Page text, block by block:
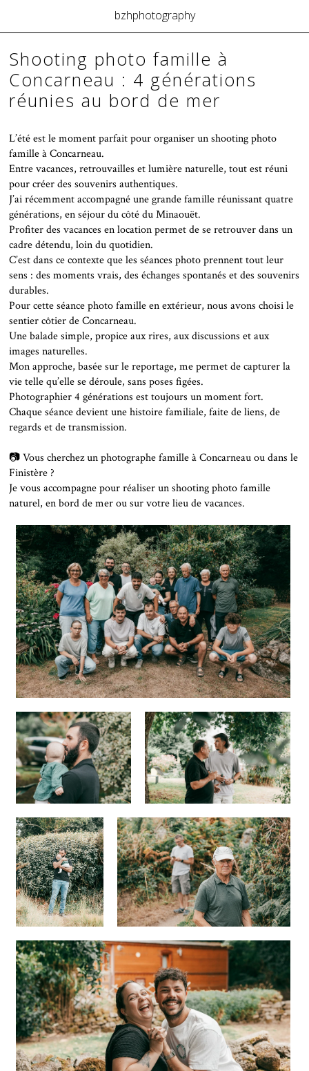
bzhphotography
Shooting photo famille à
Concarneau : 4 générations
réunies au bord de mer
L’été est le moment parfait pour organiser un shooting photo
famille à Concarneau.
Entre vacances, retrouvailles et lumière naturelle, tout est réuni
pour créer des souvenirs authentiques.
J’ai récemment accompagné une grande famille réunissant quatre
générations, en séjour du côté du Minaouët.
Profiter des vacances en location permet de se retrouver dans un
cadre détendu, loin du quotidien.
C’est dans ce contexte que les séances photo prennent tout leur
sens : des moments vrais, des échanges spontanés et des souvenirs
durables.
Pour cette séance photo famille en extérieur, nous avons choisi le
sentier côtier de Concarneau.
Une balade simple, propice aux rires, aux discussions et aux
images naturelles.
Mon approche, basée sur le reportage, me permet de capturer la
vie telle qu’elle se déroule, sans poses figées.
Photographier 4 générations est toujours un moment fort.
Chaque séance devient une histoire familiale, faite de liens, de
regards et de transmission.
📷 Vous cherchez un photographe famille à Concarneau ou dans le
Finistère ?
Je vous accompagne pour réaliser un shooting photo famille
naturel, en bord de mer ou sur votre lieu de vacances.